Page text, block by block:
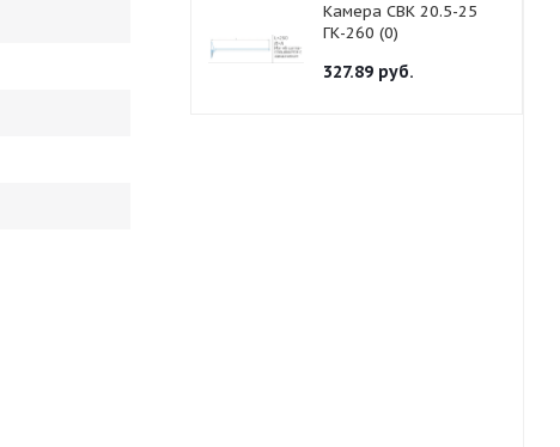
Камера СВК 20.5-25
ГК-260 (0)
327.89 руб.